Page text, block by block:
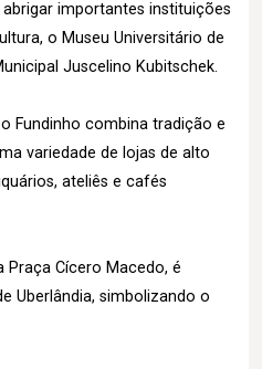
importantes instituições
o Museu Universitário de
Juscelino Kubitschek.
Fundinho combina tradição e
variedade de lojas de alto
ateliês e cafés
Praça Cícero Macedo, é
Uberlândia, simbolizando o